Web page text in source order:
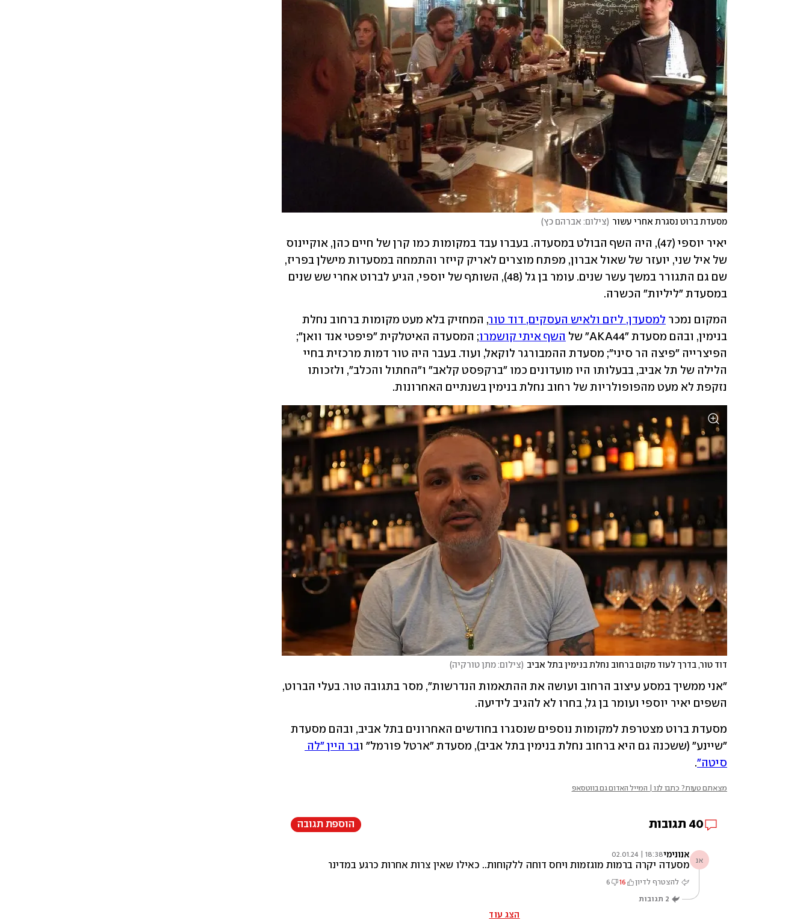
מסעדת ברוט נסגרת אחרי עשור (צילום: אברהם כץ)
במסעדת "ליליות" הכשרה.
המקום נמכר למסעדן, ליזם ולאיש העסקים, דוד טור
בנימין, ובהם מסעדת "AKA44" של
השף איתי קושמרו
נזקפת לא מעט מהפופולריות של רחוב נחלת בנימין בשנתיים האחרונות.
דוד טור, בדרך לעוד מקום ברחוב נחלת בנימין בתל אביב (צילום: מתן טורקיה)
השפים יאיר יוספי ועומר בן גל, בחרו לא להגיב לידיעה.
"שיינע" (ששכנה גם היא ברחוב נחלת בנימין בתל אביב), מסעדת "ארטל פורמל" ו
סיטה".
מצאתם טעות? כתבו לנו | המייל האדום גם בווטסאפ
40 תגובות הוספת תגובה
אנ אנונימי18:38 | 02.01.24
מסעדה יקרה ברמות מוגזמות ויחס דוחה ללקוחות.. כאילו שאין צרות אחרות כרגע במדינתו מאשר להקדיש כתבה שלמה על סגירת המקום הזה.
להצטרף לדיון 16
6
2 תגובות
הצג עוד